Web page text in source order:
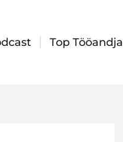
Top Tööandja